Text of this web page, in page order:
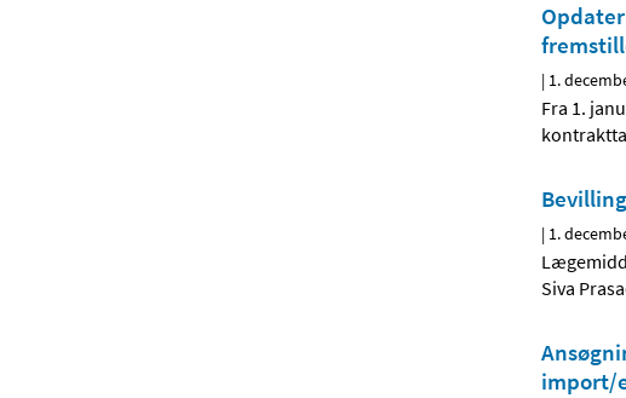
| 1.
Fra 1.
| 1.
Siva
import/